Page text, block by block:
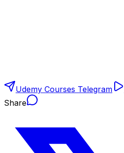
Udemy Courses Telegram
Share